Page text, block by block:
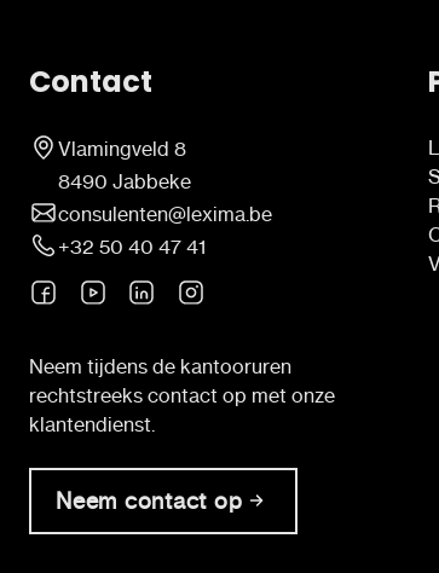
Contact
Vlamingveld 8
8490 Jabbeke
consulenten@lexima.be
+32 50 40 47 41
Neem tijdens de kantooruren
rechtstreeks contact op met onze
klantendienst.
Neem contact op